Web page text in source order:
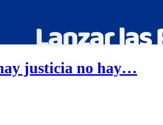
justicia no hay…